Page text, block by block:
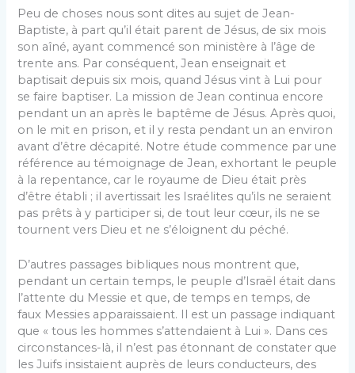
Peu de choses nous sont dites au sujet de Jean-
Baptiste, à part qu’il était parent de Jésus, de six mois
son aîné, ayant commencé son ministère à l’âge de
trente ans. Par conséquent, Jean enseignait et
baptisait depuis six mois, quand Jésus vint à Lui pour
se faire baptiser. La mission de Jean continua encore
pendant un an après le baptême de Jésus. Après quoi,
on le mit en prison, et il y resta pendant un an environ
avant d’être décapité. Notre étude commence par une
référence au témoignage de Jean, exhortant le peuple
à la repentance, car le royaume de Dieu était près
d’être établi ; il avertissait les Israélites qu’ils ne seraient
pas prêts à y participer si, de tout leur cœur, ils ne se
tournent vers Dieu et ne s’éloignent du péché.
D’autres passages bibliques nous montrent que,
pendant un certain temps, le peuple d’Israël était dans
l’attente du Messie et que, de temps en temps, de
faux Messies apparaissaient. Il est un passage indiquant
que « tous les hommes s’attendaient à Lui ». Dans ces
circonstances-là, il n’est pas étonnant de constater que
les Juifs insistaient auprès de leurs conducteurs, des